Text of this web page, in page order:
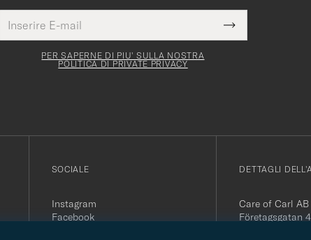
E-
Submit
Newsletter
PER SAPERNE DI PIU' SULLA NOSTRA
POLITICA DI PRIVATE PRIVACY
SOCIALE
Instagram
Facebook
DETTAGLI
Care of Carl AB
Företagsgatan